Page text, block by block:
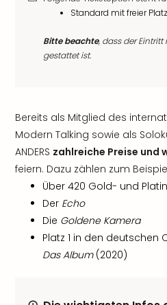
Standard mit freier
Bitte beachte, dass der
gestattet ist.
Bereits als Mitglied des
Modern Talking sowie als
ANDERS zahlreiche Preise
feiern. Dazu zählen zum
Über 420 Gold- und
Der Echo
Die Goldene Kamera
Platz 1 in den deutschen
Das Album(2020)